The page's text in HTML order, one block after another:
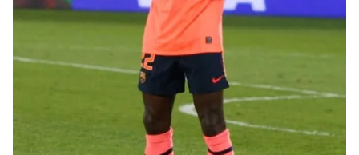
kılınması ve kişiselleştirilmesi ve sizlere yönelik
reklam/pazarlama faaliyetlerinin yapılması, amaçlarıyla
sınırlı olarak açık rızanız dahilinde kullanılacaktır.
Çerezlere ilişkin tercihlerinizi aşağıda yer alan panel
vasıtasıyla belirleyebilirsiniz. Çerezlere ilişkin detaylı bilgi
için Ayarlar butonuna tıklayabilir,Çerez Bilgilendirme
ziyaret edebilirsiniz.